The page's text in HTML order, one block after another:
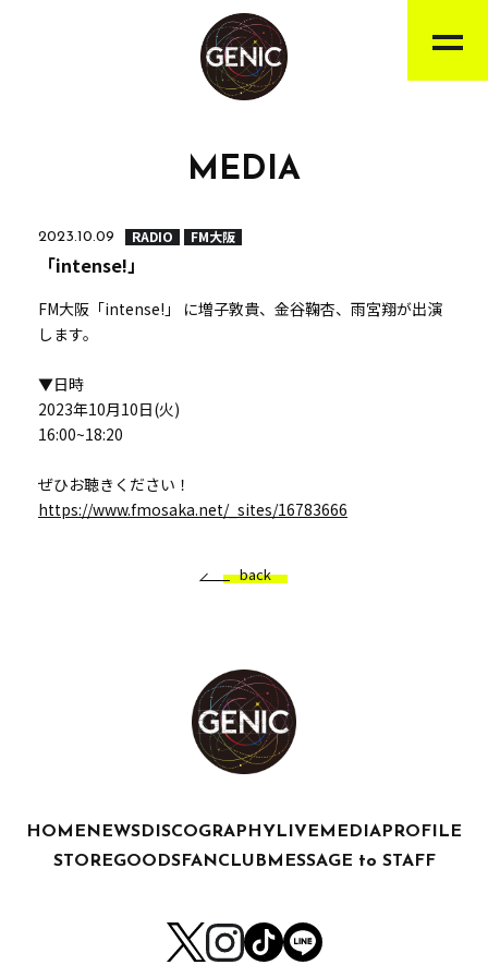
MEDIA
2023.10.09 RADIO FM大阪
「intense!」
FM大阪「intense!」 に増子敦貴、金谷鞠杏、雨宮翔が出演
します。
▼日時
2023年10月10日(火)
16:00~18:20
ぜひお聴きください！
https://www.fmosaka.net/_sites/16783666
back
HOME NEWS DISCOGRAPHY LIVE MEDIA PROFILE
STOREGOODSFANCLUB MESSAGE to STAFF